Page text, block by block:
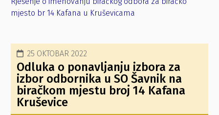
mjesto br 14 Kafana u Kruševicama
25 OKTOBAR 2022
Odluka o ponavljanju izbora za
izbor odbornika u SO Šavnik na
biračkom mjestu broj 14 Kafana
Kruševice